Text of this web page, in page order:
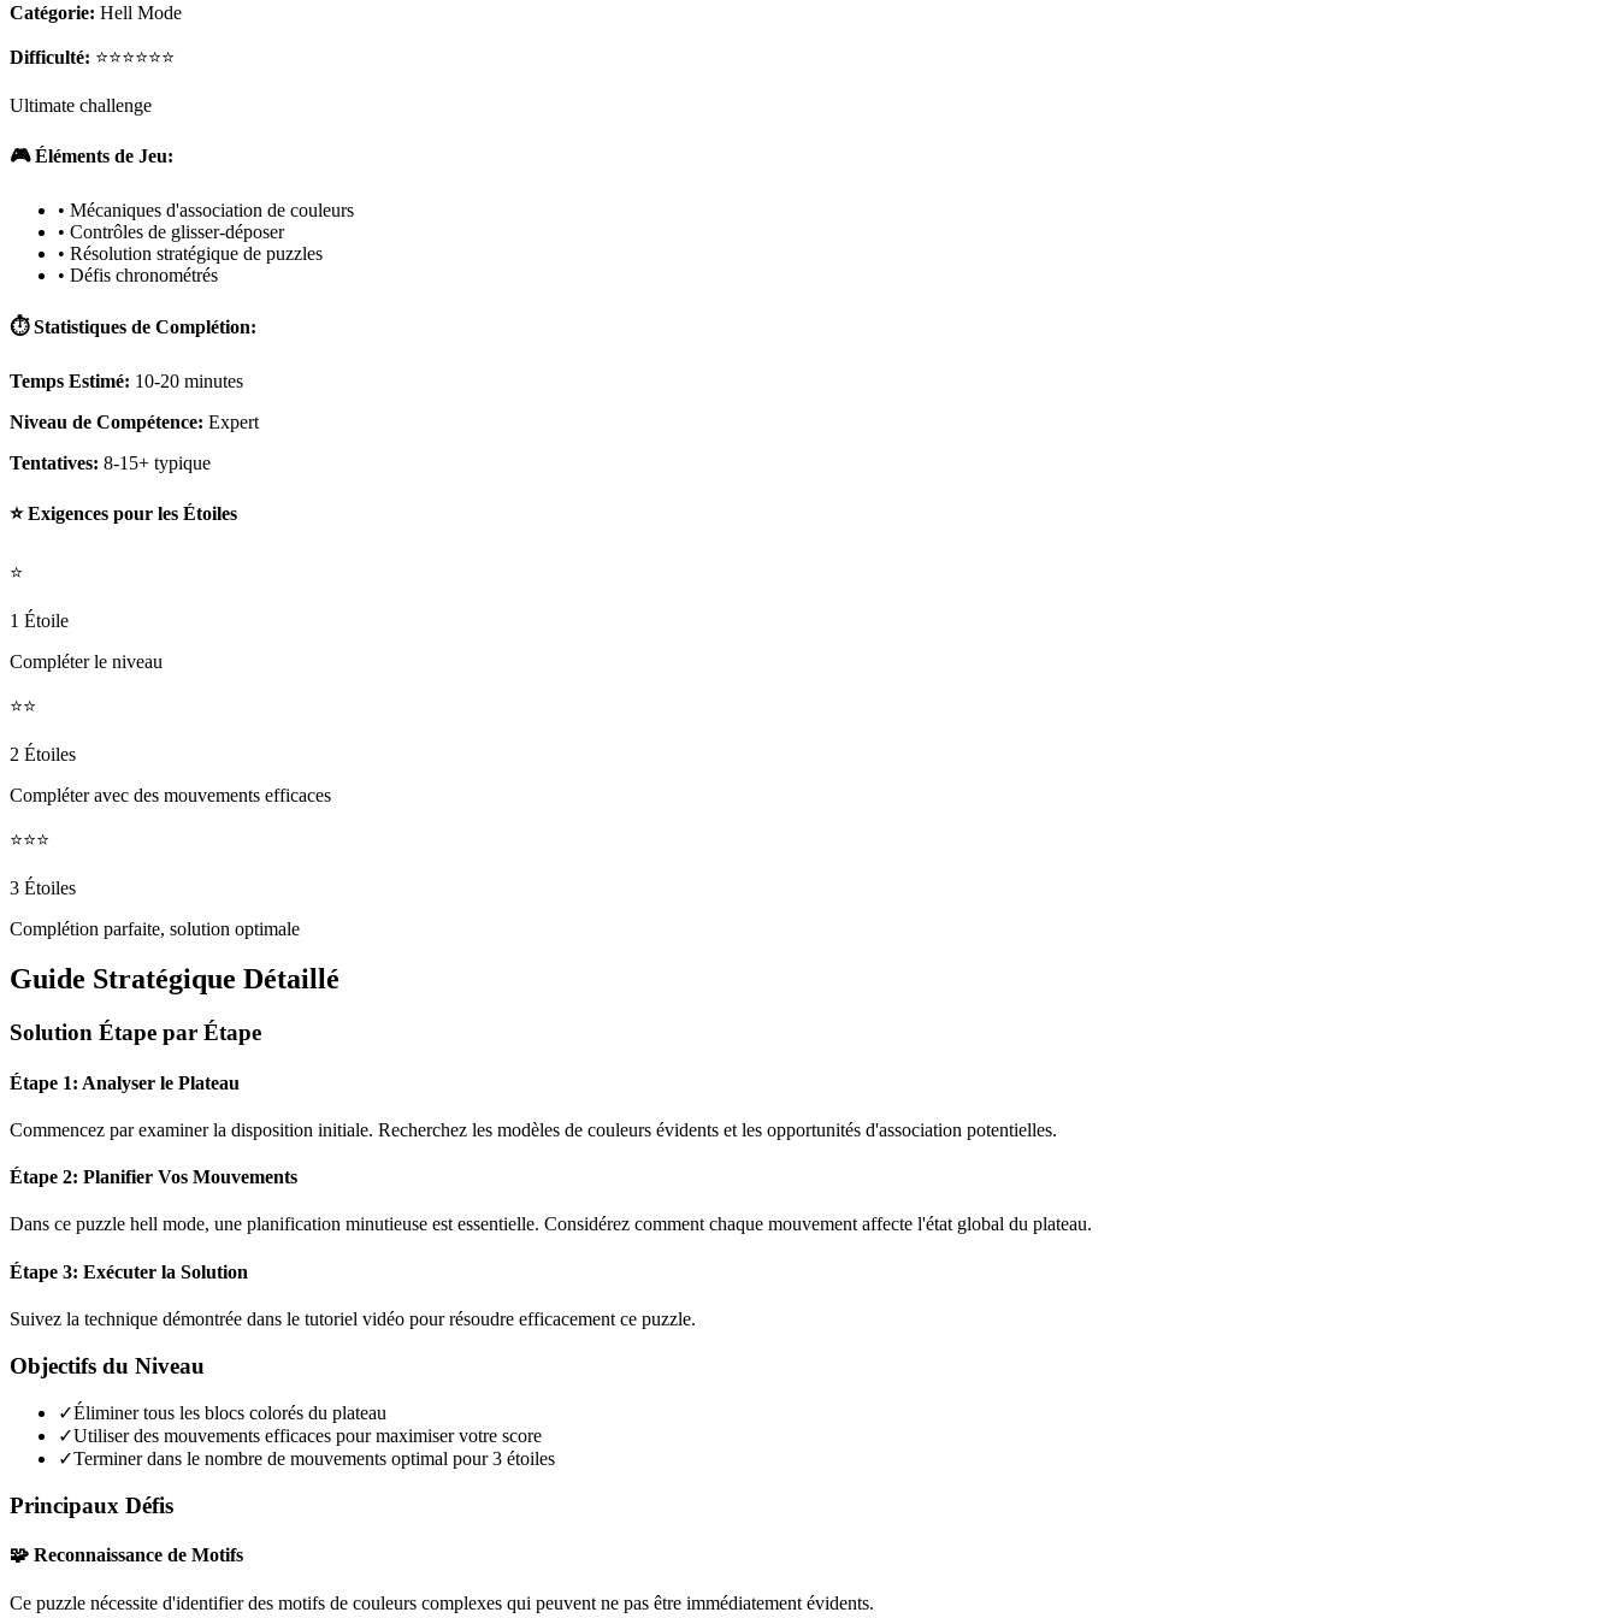
Catégorie: Hell Mode
Difficulté: ⭐⭐⭐⭐⭐⭐
Ultimate challenge
🎮 Éléments de Jeu:
• Mécaniques d'association de couleurs
• Contrôles de glisser-déposer
• Résolution stratégique de puzzles
• Défis chronométrés
⏱️ Statistiques de Complétion:
Temps Estimé: 10-20 minutes
Niveau de Compétence: Expert
Tentatives: 8-15+ typique
⭐ Exigences pour les Étoiles
⭐
1 Étoile
Compléter le niveau
⭐⭐
2 Étoiles
Compléter avec des mouvements efficaces
⭐⭐⭐
3 Étoiles
Complétion parfaite, solution optimale
Guide Stratégique Détaillé
Solution Étape par Étape
Étape 1: Analyser le Plateau
Commencez par examiner la disposition initiale. Recherchez les modèles de couleurs évidents et les opportunités d'association potentielles.
Étape 2: Planifier Vos Mouvements
Dans ce puzzle hell mode, une planification minutieuse est essentielle. Considérez comment chaque mouvement affecte l'état global du plateau.
Étape 3: Exécuter la Solution
Suivez la technique démontrée dans le tutoriel vidéo pour résoudre efficacement ce puzzle.
Objectifs du Niveau
✓Éliminer tous les blocs colorés du plateau
✓Utiliser des mouvements efficaces pour maximiser votre score
✓Terminer dans le nombre de mouvements optimal pour 3 étoiles
Principaux Défis
🧩 Reconnaissance de Motifs
Ce puzzle nécessite d'identifier des motifs de couleurs complexes qui peuvent ne pas être immédiatement évidents.